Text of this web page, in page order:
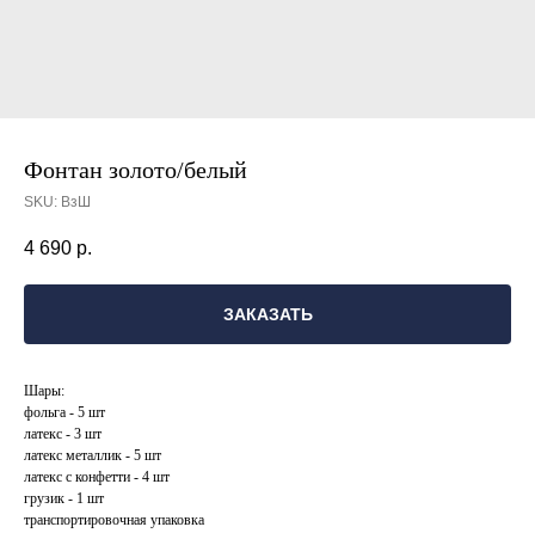
Фонтан золото/белый
SKU: ВзШ
4 690 р.
ЗАКАЗАТЬ
Шары:
фольга - 5 шт
латекс - 3 шт
латекс металлик - 5 шт
латекс с конфетти - 4 шт
грузик - 1 шт
транспортировочная упаковка